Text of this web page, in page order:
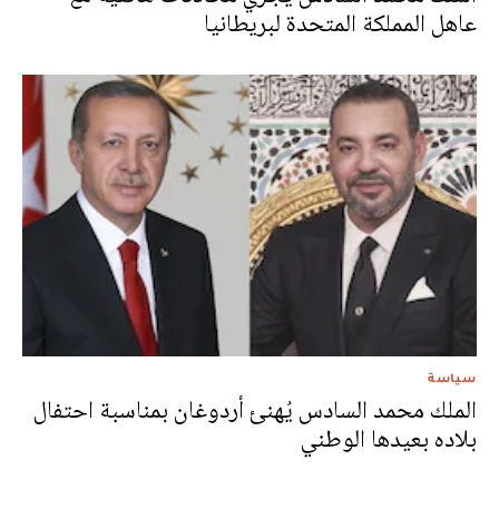
عاهل المملكة المتحدة لبريطانيا
سياسة
الملك محمد السادس يُهنئ أردوغان بمناسبة احتفال
بلاده بعيدها الوطني